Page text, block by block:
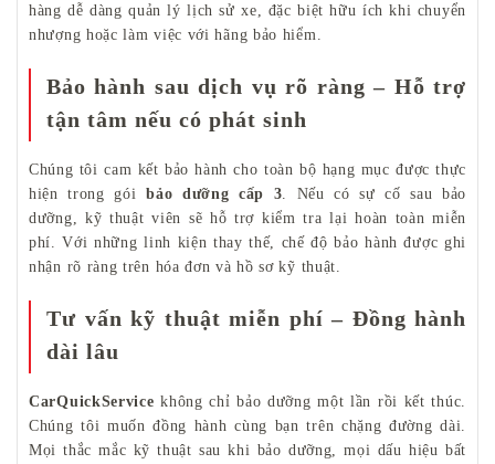
hàng dễ dàng quản lý lịch sử xe, đặc biệt hữu ích khi chuyển
nhượng hoặc làm việc với hãng bảo hiểm.
Bảo hành sau dịch vụ rõ ràng – Hỗ trợ
tận tâm nếu có phát sinh
Chúng tôi cam kết bảo hành cho toàn bộ hạng mục được thực
hiện trong góibảo dưỡng cấp 3 . Nếu có sự cố sau bảo
dưỡng, kỹ thuật viên sẽ hỗ trợ kiểm tra lại hoàn toàn miễn
phí. Với những linh kiện thay thế, chế độ bảo hành được ghi
nhận rõ ràng trên hóa đơn và hồ sơ kỹ thuật.
Tư vấn kỹ thuật miễn phí – Đồng hành
dài lâu
CarQuickService không chỉ bảo dưỡng một lần rồi kết thúc.
Chúng tôi muốn đồng hành cùng bạn trên chặng đường dài.
Mọi thắc mắc kỹ thuật sau khi bảo dưỡng, mọi dấu hiệu bất